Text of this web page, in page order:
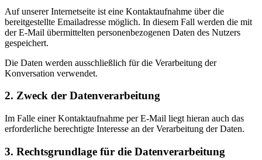
Auf unserer Internetseite ist eine Kontaktaufnahme über die
bereitgestellte Emailadresse möglich. In diesem Fall werden die mit
der E-Mail übermittelten personenbezogenen Daten des Nutzers
gespeichert.
Die Daten werden ausschließlich für die Verarbeitung der
Konversation verwendet.
2. Zweck der Datenverarbeitung
Im Falle einer Kontaktaufnahme per E-Mail liegt hieran auch das
erforderliche berechtigte Interesse an der Verarbeitung der Daten.
3. Rechtsgrundlage für die Datenverarbeitung